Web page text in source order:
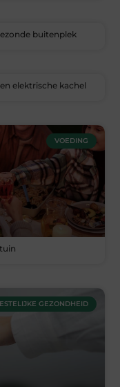
buitenplek
elektrische kachel
VOEDING
GEZONDHEID